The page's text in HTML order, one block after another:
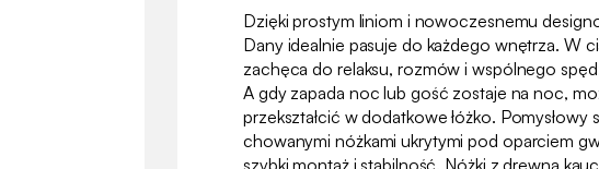
Dzięki prostym liniom i nowoczesnemu
Dany idealnie pasuje do każdego wnętrza. W
zachęca do relaksu, rozmów i wspólnego
A gdy zapada noc lub gość zostaje na noc,
przekształcić w dodatkowe łóżko. Pomysłowy
chowanymi nóżkami ukrytymi pod oparciem
szybki montaż i stabilność. Nóżki z drewna